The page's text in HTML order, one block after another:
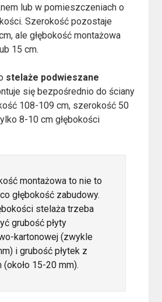
lub w pomieszczeniach o
Szerokość pozostaje
ale głębokość montażowa
15 cm.
stelaże podwieszane
się bezpośrednio do ściany
108-109 cm, szerokość 50
8-10 cm głębokości
montażowa to nie to
głębokość zabudowy.
stelaża trzeba
grubość płyty
kartonowej (zwykle
i grubość płytek z
(około 15-20 mm).